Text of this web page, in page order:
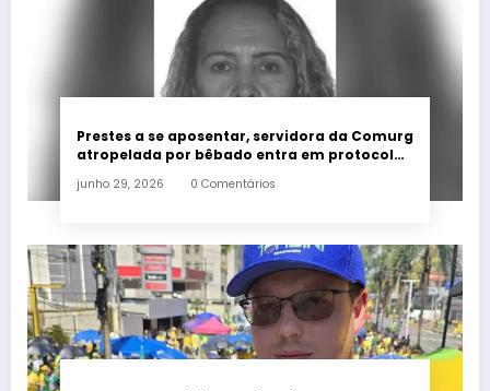
Prestes a se aposentar, servidora da Comurg
atropelada por bêbado entra em protocolo
junho 29, 2026 0 Comentários